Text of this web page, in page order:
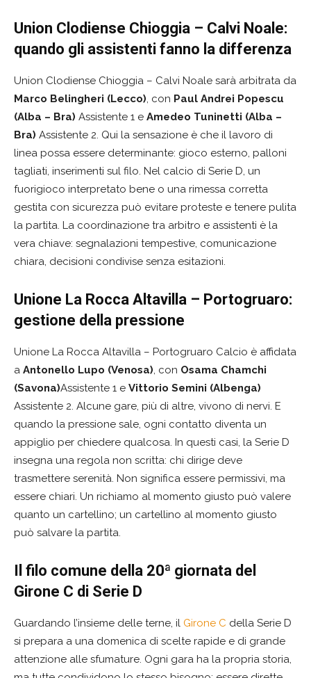
Union Clodiense Chioggia – Calvi Noale:
quando gli assistenti fanno la differenza
Union Clodiense Chioggia – Calvi Noale sarà arbitrata da
Marco Belingheri (Lecco), con Paul Andrei Popescu
(Alba – Bra) Assistente 1 e Amedeo Tuninetti (Alba –
Bra) Assistente 2. Qui la sensazione è che il lavoro di
linea possa essere determinante: gioco esterno, palloni
tagliati, inserimenti sul filo. Nel calcio di Serie D, un
fuorigioco interpretato bene o una rimessa corretta
gestita con sicurezza può evitare proteste e tenere pulita
la partita. La coordinazione tra arbitro e assistenti è la
vera chiave: segnalazioni tempestive, comunicazione
chiara, decisioni condivise senza esitazioni.
Unione La Rocca Altavilla – Portogruaro:
gestione della pressione
Unione La Rocca Altavilla – Portogruaro Calcio è affidata
a Antonello Lupo (Venosa), con Osama Chamchi
(Savona)Assistente 1 e Vittorio Semini (Albenga)
Assistente 2. Alcune gare, più di altre, vivono di nervi. E
quando la pressione sale, ogni contatto diventa un
appiglio per chiedere qualcosa. In questi casi, la Serie D
insegna una regola non scritta: chi dirige deve
trasmettere serenità. Non significa essere permissivi, ma
essere chiari. Un richiamo al momento giusto può valere
quanto un cartellino; un cartellino al momento giusto
può salvare la partita.
Il filo comune della 20ª giornata del
Girone C di Serie D
Guardando l’insieme delle terne, il Girone C della Serie D
si prepara a una domenica di scelte rapide e di grande
attenzione alle sfumature. Ogni gara ha la propria storia,